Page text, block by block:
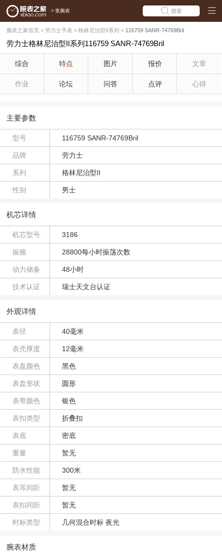
> 查腕表 搜索
腕表之家首页 > 劳力士手表 > 格林尼治型II系列 > 116759 SANR-74769Bril
劳力士格林尼治型II系列116759 SANR-74769Bril
综合 特点 图片 报价 文章
作业 论坛 问答 点评 心得
主要参数
型号 116759 SANR-74769Bril
品牌 劳力士
系列 格林尼治型II
性别 男士
机芯详情
机芯型号 3186
振频 28800每小时振荡次数
动力储备 48小时
技术认证 瑞士天文台认证
外观详情
表径 40毫米
表壳厚度 12毫米
表盘颜色 黑色
表盘形状 圆形
表带颜色 银色
表扣类型 折叠扣
表底 密底
重量 暂无
防水性能 300米
表耳间距 暂无
表扣间距 暂无
时标类型 几何混合时标 夜光
腕表材质